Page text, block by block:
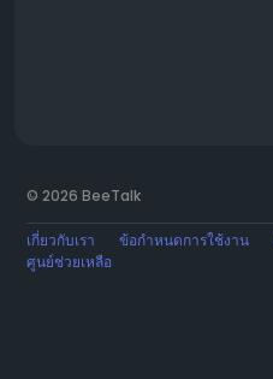
© 2026 BeeTalk
เกี่ยวกับเรา ข้อกำหนดการใช้งาน
ศูนย์ช่วยเหลือ